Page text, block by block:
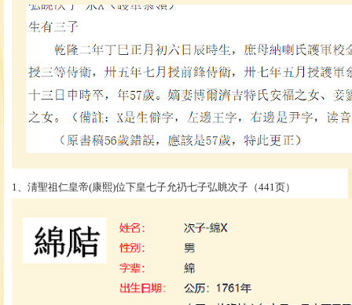
1、淸聖祖仁皇帝(康熙)位下皇七子允礽七子弘眺次子（441页）